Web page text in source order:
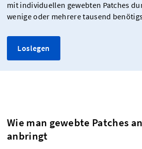
mit individuellen gewebten Patches
wenige oder mehrere tausend
Loslegen
Wie man gewebte Patches
anbringt